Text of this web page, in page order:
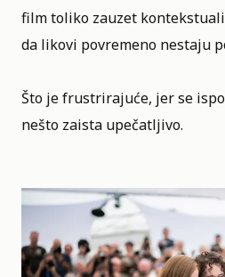
film toliko zauzet
da likovi povremeno nestaju
Što je frustrirajuće, jer se
nešto zaista upečatljivo.